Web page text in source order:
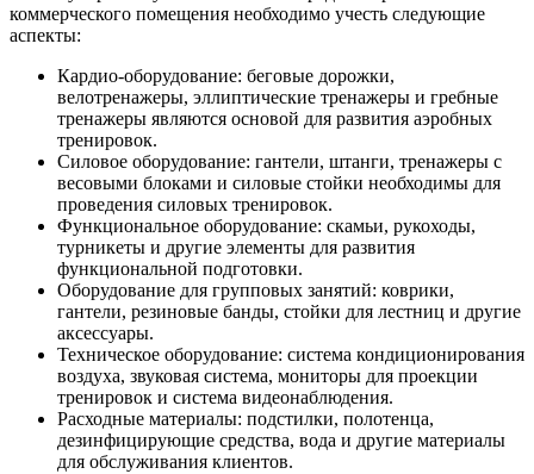
коммерческого помещения необходимо учесть следующие
аспекты:
Кардио-оборудование: беговые дорожки,
велотренажеры, эллиптические тренажеры и гребные
тренажеры являются основой для развития аэробных
тренировок.
Силовое оборудование: гантели, штанги, тренажеры с
весовыми блоками и силовые стойки необходимы для
проведения силовых тренировок.
Функциональное оборудование: скамьи, рукоходы,
турникеты и другие элементы для развития
функциональной подготовки.
Оборудование для групповых занятий: коврики,
гантели, резиновые банды, стойки для лестниц и другие
аксессуары.
Техническое оборудование: система кондиционирования
воздуха, звуковая система, мониторы для проекции
тренировок и система видеонаблюдения.
Расходные материалы: подстилки, полотенца,
дезинфицирующие средства, вода и другие материалы
для обслуживания клиентов.